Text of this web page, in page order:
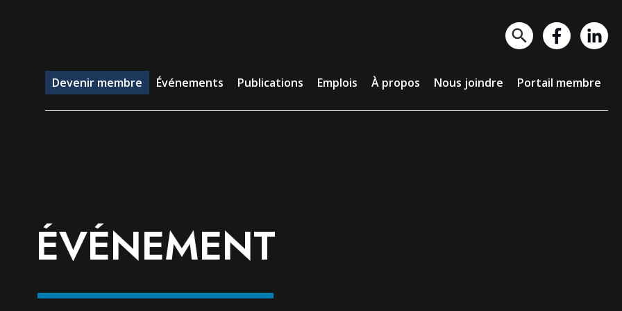
membre Événements Publications Emplois À propos Nous joindre Portail membre